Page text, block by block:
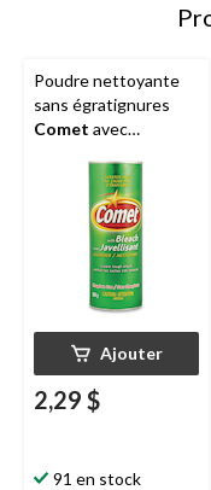
Poudre nettoyante
sans égratignures
Comet avec
Ajouter
2,29 $
91 en stock